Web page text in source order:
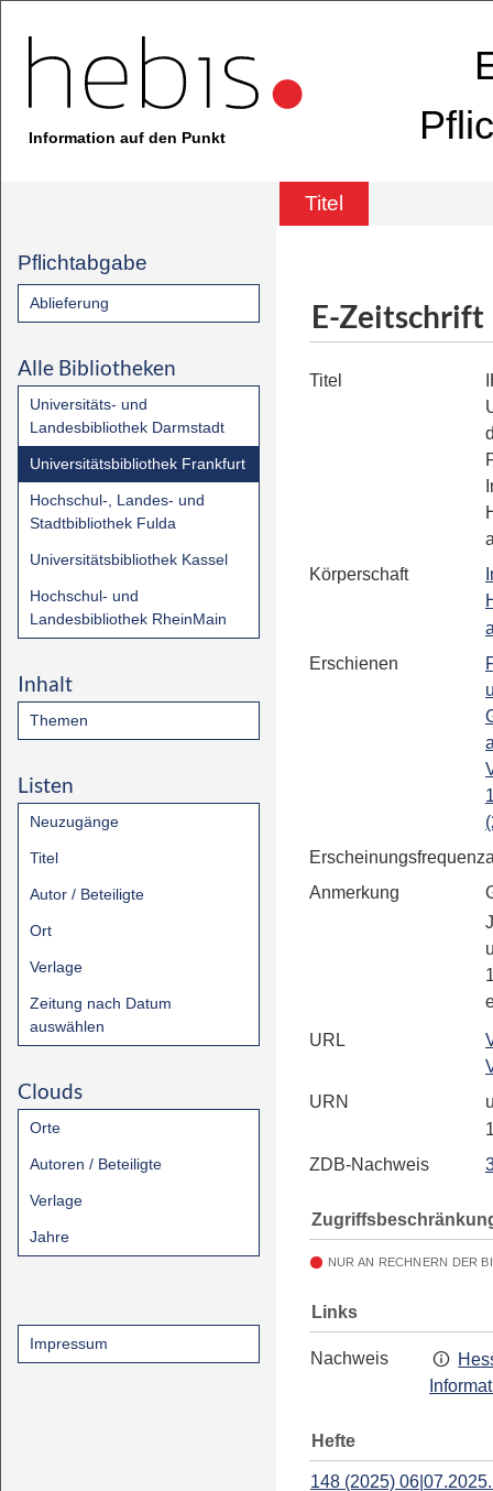
Information auf den Punkt
Titel
Pflichtabgabe
Ablieferung
Alle Bibliotheken
Universitäts- und
Landesbibliothek Darmstadt
Universitätsbibliothek Frankfurt
Hochschul-, Landes- und
Stadtbibliothek Fulda
Universitätsbibliothek Kassel
Hochschul- und
Landesbibliothek RheinMain
Inhalt
Themen
Listen
Neuzugänge
Titel
Autor / Beteiligte
Ort
Verlage
Zeitung nach Datum
auswählen
Clouds
Orte
Autoren / Beteiligte
Verlage
Jahre
Impressum
E-Zeitschrift
Titel
Körperschaft
Erschienen
Erscheinungsfrequenz
Anmerkung
URL
URN
ZDB-Nachweis
NUR AN RECHNERN DER
Links
Nachweis
Hefte
148 (2025)